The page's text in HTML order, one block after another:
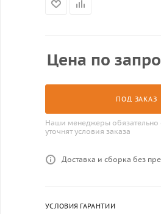
Цена по
ПОД ЗАКАЗ
Наши менеджеры обязательно
уточнят условия заказа
Доставка и сборка без
УСЛОВИЯ ГАРАНТИИ